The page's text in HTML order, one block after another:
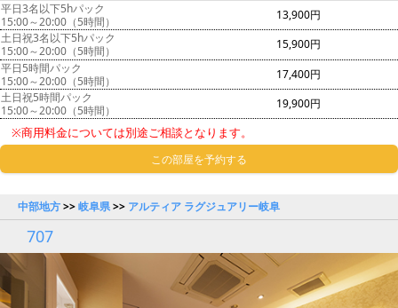
平日3名以下5hパック
15:00～20:00（5時間）
13,900円
土日祝3名以下5hパック
15:00～20:00（5時間）
15,900円
平日5時間パック
15:00～20:00（5時間）
17,400円
土日祝5時間パック
15:00～20:00（5時間）
19,900円
※商用料金については別途ご相談となります。
この部屋を予約する
中部地方>>岐阜県>> アルティア ラグジュアリー岐阜
707